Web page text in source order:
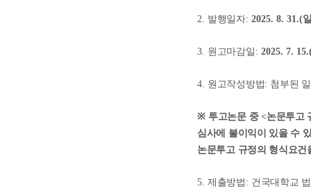
2. 발행일자: 2025. 8. 31.(
3. 원고마감일 : 2025. 7.
4. 원고작성방법: 첨부된
※ 투고논문 중 <논문투고
심사에 불이익이 있을 수
논문투고 규정의 형식요
5. 제출방법 : 건국대학교